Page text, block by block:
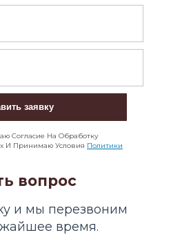
заявку
Согласие На Обработку
И Принимаю Условия Политики
вопрос
и мы перезвоним
время.